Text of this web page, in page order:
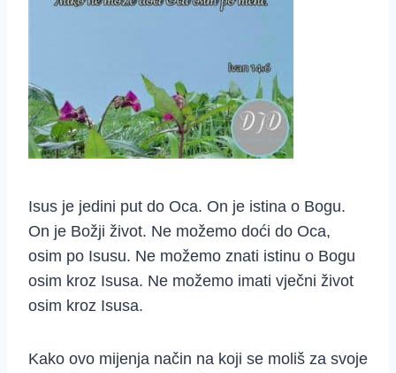
Isus je jedini put do Oca. On je istina o Bogu.
On je Božji život. Ne možemo doći do Oca,
osim po Isusu. Ne možemo znati istinu o Bogu
osim kroz Isusa. Ne možemo imati vječni život
osim kroz Isusa.
Kako ovo mijenja način na koji se moliš za svoje